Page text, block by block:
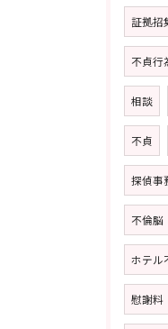
証拠招
不貞行
相談
不貞
探偵事
不倫脳
ホテル
慰謝料